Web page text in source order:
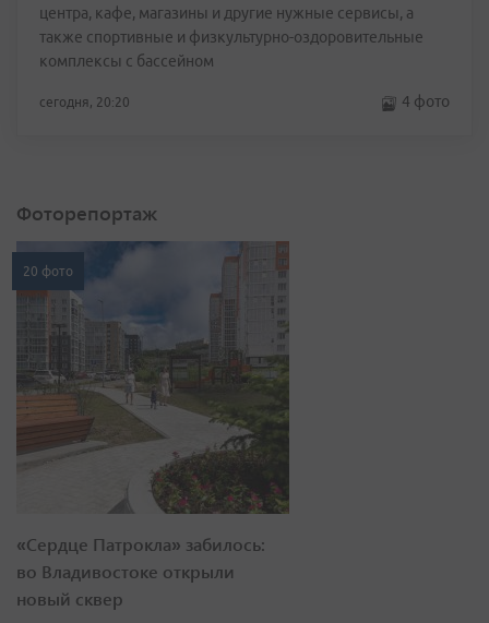
центра, кафе, магазины и другие нужные сервисы, а
также спортивные и физкультурно-оздоровительные
комплексы с бассейном
сегодня, 20:20 4 фото
Фоторепортаж
20 фото
«Сердце Патрокла» забилось:
во Владивостоке открыли
новый сквер